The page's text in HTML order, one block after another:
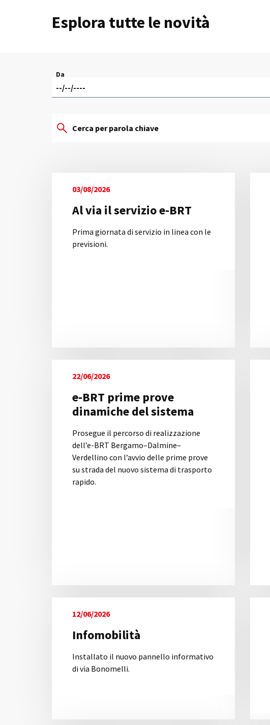
Esplora tutte le novità
Da
03/08/2026
Al via il servizio e-BRT
Prima giornata di servizio in linea con le
previsioni.
22/06/2026
e-BRT prime prove
dinamiche del sistema
Prosegue il percorso di realizzazione
dell’e-BRT Bergamo–Dalmine–
Verdellino con l’avvio delle prime prove
su strada del nuovo sistema di trasporto
rapido.
12/06/2026
Infomobilità
Installato il nuovo pannello informativo
di via Bonomelli.